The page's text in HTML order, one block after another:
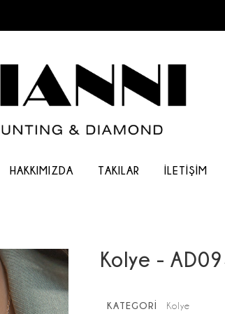
HAKKIMIZDA TAKILAR İLETIŞIM
Kolye -
KATEGORİ Kolye